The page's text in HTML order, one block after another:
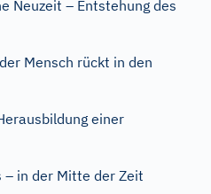
Neuzeit – Entstehung des
Mensch rückt in den
einer
in der Mitte der Zeit